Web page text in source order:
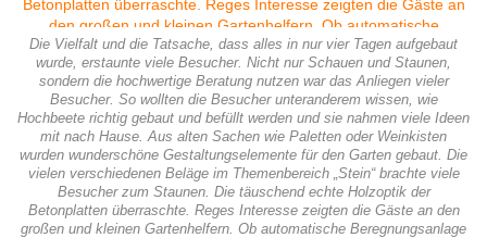
Die Vielfalt und die Tatsache, dass alles in nur vier Tagen aufgebaut
wurde, erstaunte viele Besucher. Nicht nur Schauen und Staunen,
sondern die hochwertige Beratung nutzen war das Anliegen vieler
Besucher. So wollten die Besucher unteranderem wissen, wie
Hochbeete richtig gebaut und befüllt werden und sie nahmen viele Ideen
mit nach Hause. Aus alten Sachen wie Paletten oder Weinkisten
wurden wunderschöne Gestaltungselemente für den Garten gebaut. Die
vielen verschiedenen Beläge im Themenbereich „Stein“ brachte viele
Besucher zum Staunen. Die täuschend echte Holzoptik der
Betonplatten überraschte. Reges Interesse zeigten die Gäste an den
großen und kleinen Gartenhelfern. Ob automatische Beregnungsanlage